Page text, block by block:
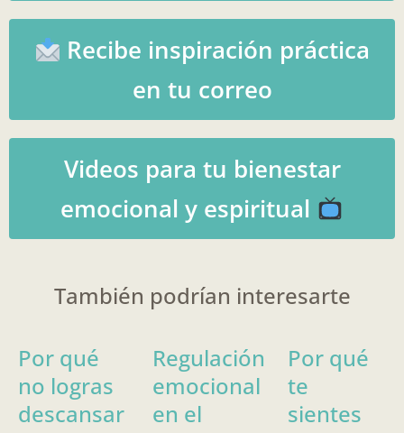
Recibe inspiración práctica
en tu correo
Videos para tu bienestar
emocional y espiritual
También podrían interesarte
Por qué
no logras
descansar
Regulación
emocional
en el
Por qué
te
sientes